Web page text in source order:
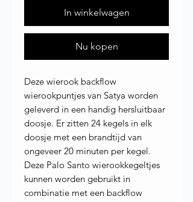
In winkelwagen
Nu kopen
Deze wierook backflow
wierookpuntjes van Satya worden
geleverd in een handig hersluitbaar
doosje. Er zitten 24 kegels in elk
doosje met een brandtijd van
ongeveer 20 minuten per kegel.
Deze Palo Santo wierookkegeltjes
kunnen worden gebruikt in
combinatie met een backflow